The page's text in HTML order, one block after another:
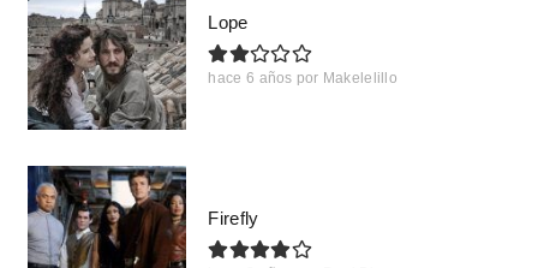
Lope
hace 6 años por Makelelillo
Firefly